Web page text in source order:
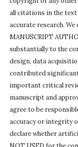
all citations in the
accurate research. We
MANUSCRIPT
substantially to the
design, data
contributed
important critical
manuscript and
agree to be
accuracy or integrity
declare whether